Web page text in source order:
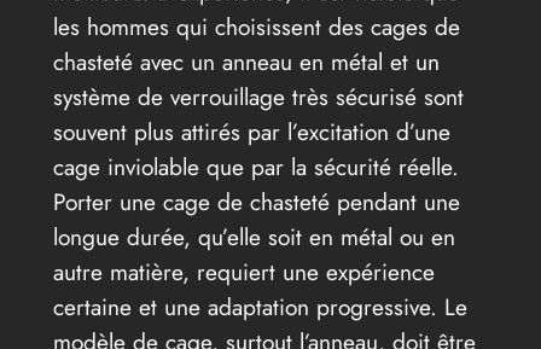
les hommes qui choisissent des cages de
chasteté avec un anneau en métal et un
système de verrouillage très sécurisé sont
souvent plus attirés par l’excitation d’une
cage inviolable que par la sécurité réelle.
Porter une cage de chasteté pendant une
longue durée, qu’elle soit en métal ou en
autre matière, requiert une expérience
certaine et une adaptation progressive. Le
modèle de cage, surtout l’anneau, doit être